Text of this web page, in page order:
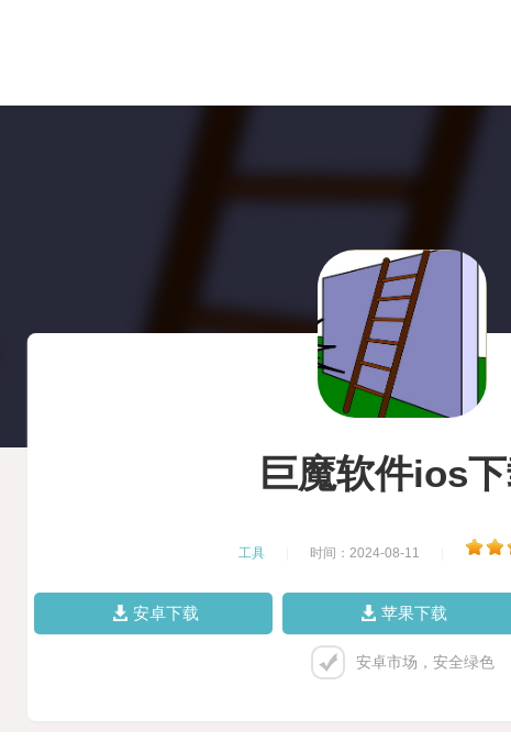
巨魔软件ios
工具 时间：2024-08-11
安卓下载 苹果下载
安卓市场，安全绿色